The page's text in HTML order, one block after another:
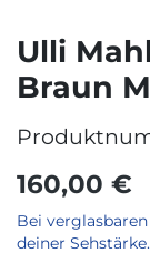
Ulli
Braun
160,00 €
Bei
deiner Sehstärke.